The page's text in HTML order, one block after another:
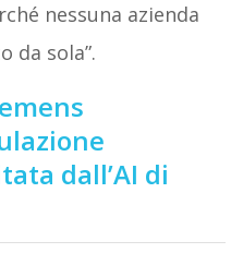
nessuna azienda
da sola”.
dall’AI di